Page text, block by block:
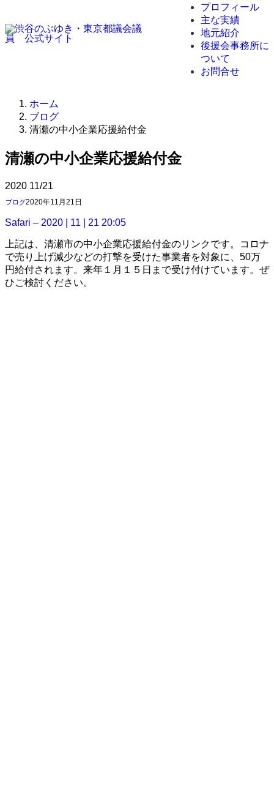
プロフィール
主な実績
地元紹介
後援会事務所に
ついて
お問合せ
ホーム
ブログ
清瀬の中小企業応援給付金
清瀬の中小企業応援給付金
2020 11/21
ブログ2020年11月21日
Safari – 2020 | 11 | 21 20:05
上記は、清瀬市の中小企業応援給付金のリンクです。コロナ
で売り上げ減少などの打撃を受けた事業者を対象に、50万
円給付されます。来年１月１５日まで受け付けています。ぜ
ひご検討ください。